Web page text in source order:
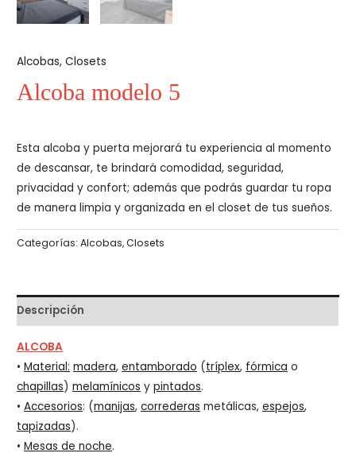
Alcobas,Closets
Alcoba modelo 5
Esta alcoba y puerta mejorará tu experiencia al momento
de descansar, te brindará comodidad, seguridad,
privacidad y confort; además que podrás guardar tu ropa
de manera limpia y organizada en el closet de tus sueños.
Categorías:Alcobas,Closets
Descripción
ALCOBA
•Material: madera,entamborado (tríplex, fórmica o
chapillas)melamínicos ypintados.
•Accesorios: (manijas,correderas metálicas,espejos,
tapizadas).
•Mesas de noche.